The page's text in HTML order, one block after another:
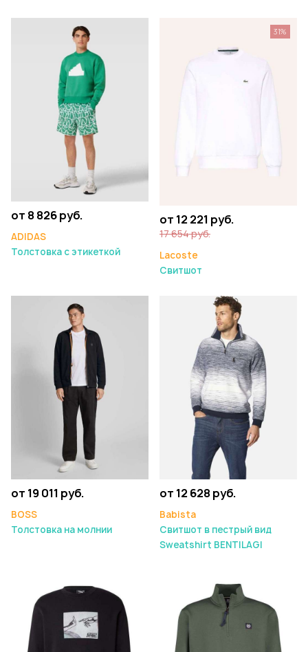
от 8 826 руб.
ADIDAS
Толстовка с этикеткой
от 12 221 руб.
17 654 руб.
Lacoste
Свитшот
31%
от 19 011 руб.
BOSS
Толстовка на молнии
от 12 628 руб.
Babista
Свитшот в пестрый вид
Sweatshirt BENTILAGI